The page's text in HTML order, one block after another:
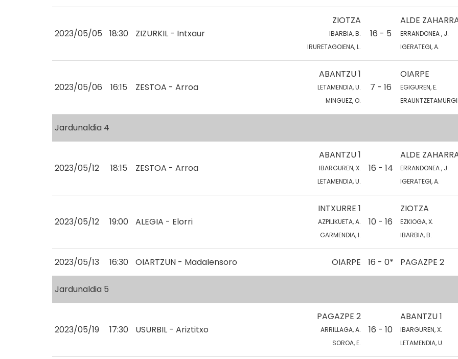
2023/05/05 18:30 ZIZURKIL - Intxaur
ZIOTZA
IBARBIA, B.
IRURETAGOIENA, L.
16 - 5
ALDE
ERRANDONEA , J.
IGERATEGI, A.
2023/05/06 16:15 ZESTOA - Arroa
ABANTZU 1
LETAMENDIA, U.
MINGUEZ, O.
7 - 16
OIARPE
EGIGUREN, E.
Jardunaldia 4
2023/05/12 18:15 ZESTOA - Arroa
ABANTZU 1
IBARGUREN, X.
LETAMENDIA, U.
16 - 14
ALDE
ERRANDONEA , J.
IGERATEGI, A.
2023/05/12 19:00 ALEGIA - Elorri
INTXURRE 1
AZPILIKUETA, A.
GARMENDIA, I.
10 - 16
ZIOTZA
EZKIOGA, X.
IBARBIA, B.
2023/05/13 16:30 OIARTZUN - Madalensoro OIARPE 16 - 0* PAGAZPE 2
Jardunaldia 5
2023/05/19 17:30 USURBIL - Ariztitxo
PAGAZPE 2
ARRILLAGA, A.
SOROA, E.
16 - 10
ABANTZU 1
IBARGUREN, X.
LETAMENDIA, U.